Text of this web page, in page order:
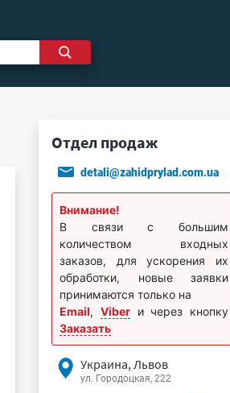
Отдел продаж
detali@zahidprylad.com.ua
Внимание!
В связи с большим
количеством входных
заказов, для ускорения их
обработки, новые заявки
принимаются только на
Email, Viberи через кнопку
Заказать
Украина, Львов
ул. Городоцкая, 222